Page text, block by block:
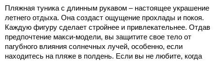
Пляжная туника с длинным рукавом – настоящее украшение
летнего отдыха. Она создаст ощущение прохлады и покоя.
Каждую фигуру сделает стройнее и привлекательнее. Отдав
предпочтение макси-модели, вы защитите свое тело от
пагубного влияния солнечных лучей, особенно, если
находитесь на пляже в полдень. Если вы не любите, когда